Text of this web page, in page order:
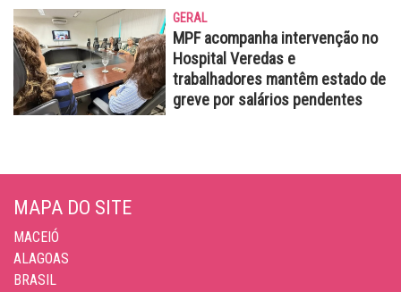
GERAL
MPF acompanha intervenção no
Hospital Veredas e
trabalhadores mantêm estado de
greve por salários pendentes
MAPA DO SITE
MACEIÓ
ALAGOAS
BRASIL